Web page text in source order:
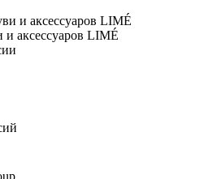
аксессуаров LIMÉ